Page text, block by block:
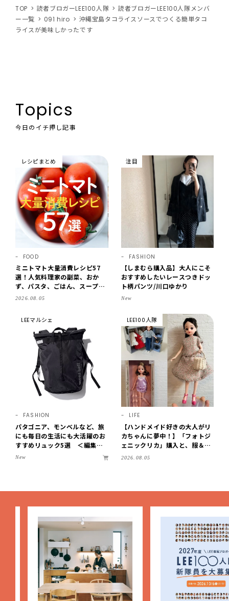
TOP 読者ブロガーLEE100人隊
読者ブロガーLEE100人隊メンバ
ー一覧
091 hiro
沖縄宝島タコライスソースでつくる簡単タコ
ライスが美味しかったです
Topics
今日のイチ押し記事
レシピまとめ
FOOD
ミニトマト大量消費レシピ57
選！人気料理家の副菜、おか
ず、パスタ、ごはん、スープま
で【保存版】
2026.08.05
注目
FASHION
【しまむら購入品】大人にこそ
おすすめしたいレースつきドッ
ト柄パンツ/川口ゆかり
New
LEEマルシェ
FASHION
パタゴニア、モンベルなど、旅
にも毎日の生活にも大活躍のお
すすめリュック5選 ＜編集部
セレクト＞【LEEマルシェ】
New
LEE100人隊
LIFE
【ハンドメイド好きの大人がリ
カちゃんに夢中！】「フォトジ
ェニックリカ」購入と、服＆ク
ローゼットの手づくり実例をご
2026.08.05